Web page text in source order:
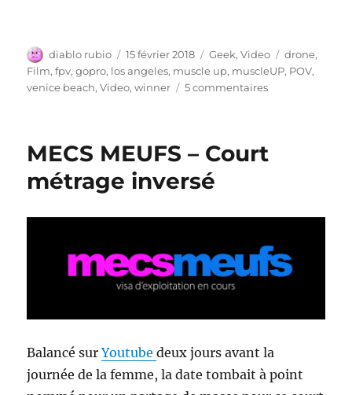
Auteur
diablo rubio
Publié
le
15 février 2018 Catégories
Geek,Video Étiquettes
drone,
Film,fpv,gopro, los angeles, muscle up, muscleUP, POV,
venice beach,Video,winner 5 commentairessur
drone
MECS MEUFS – Court
métrage inversé
Balancé surYoutubedeux jours avant la
journée de la femme, la date tombait à point